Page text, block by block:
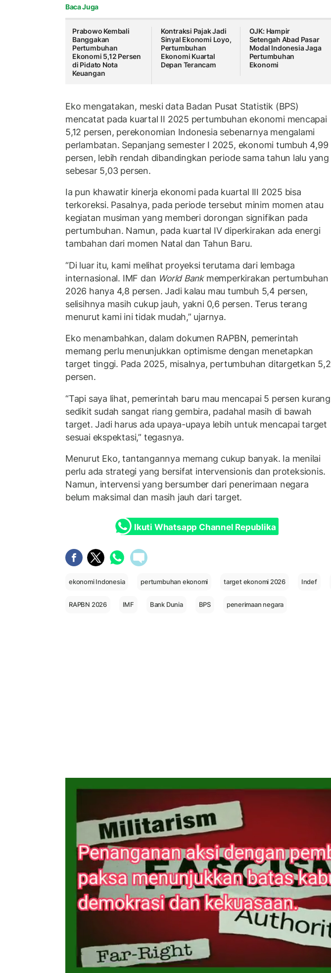
Baca Juga
Prabowo Kembali
Banggakan
Pertumbuhan
Ekonomi 5,12 Persen
di Pidato Nota
Keuangan
Kontraksi Pajak Jadi
Sinyal Ekonomi Loyo,
Pertumbuhan
Ekonomi Kuartal
Depan Terancam
OJK: Hampir
Setengah Abad Pasar
Modal Indonesia Jaga
Pertumbuhan
Ekonomi
Eko mengatakan, meski data Badan Pusat Statistik (BPS)
mencatat pada kuartal II 2025 pertumbuhan ekonomi mencapai
5,12 persen, perekonomian Indonesia sebenarnya mengalami
perlambatan. Sepanjang semester I 2025, ekonomi tumbuh 4,99
persen, lebih rendah dibandingkan periode sama tahun lalu yang
sebesar 5,03 persen.
Ia pun khawatir kinerja ekonomi pada kuartal III 2025 bisa
terkoreksi. Pasalnya, pada periode tersebut minim momen atau
kegiatan musiman yang memberi dorongan signifikan pada
pertumbuhan. Namun, pada kuartal IV diperkirakan ada energi
tambahan dari momen Natal dan Tahun Baru.
“Di luar itu, kami melihat proyeksi terutama dari lembaga
internasional. IMF dan World Bankmemperkirakan pertumbuhan
2026 hanya 4,8 persen. Jadi kalau mau tumbuh 5,4 persen,
selisihnya masih cukup jauh, yakni 0,6 persen. Terus terang
menurut kami ini tidak mudah,” ujarnya.
Eko menambahkan, dalam dokumen RAPBN, pemerintah
memang perlu menunjukkan optimisme dengan menetapkan
target tinggi. Pada 2025, misalnya, pertumbuhan ditargetkan 5,2
persen.
“Tapi saya lihat, pemerintah baru mau mencapai 5 persen kurang
sedikit sudah sangat riang gembira, padahal masih di bawah
target. Jadi harus ada upaya-upaya lebih untuk mencapai target
sesuai ekspektasi,” tegasnya.
Menurut Eko, tantangannya memang cukup banyak. Ia menilai
perlu ada strategi yang bersifat intervensionis dan proteksionis.
Namun, intervensi yang bersumber dari penerimaan negara
belum maksimal dan masih jauh dari target.
Ikuti Whatsapp Channel Republika
ekonomi Indonesia pertumbuhan ekonomi target ekonomi 2026 Indef
RAPBN 2026 IMF Bank Dunia BPS penerimaan negara